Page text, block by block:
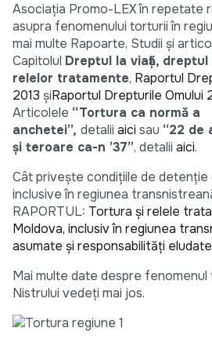
Asociația Promo-LEX în repetate
asupra fenomenului torturii în
mai multe Rapoarte, Studii și
Capitolul Dreptul la viață,
relelor tratamente, Raportul
2013 șiRaportul Drepturile Omului
Articolele “Tortura ca normă a
anchetei”, detalii aici sau “22 de
şi teroare ca-n ’37”, detalii aici.
Cât privește condițiile de detenție
inclusive în regiunea
RAPORTUL: Tortura și relele
Moldova, inclusiv în regiunea
asumate și responsabilități
Mai multe date despre fenomenul
Nistrului vedeți mai jos.